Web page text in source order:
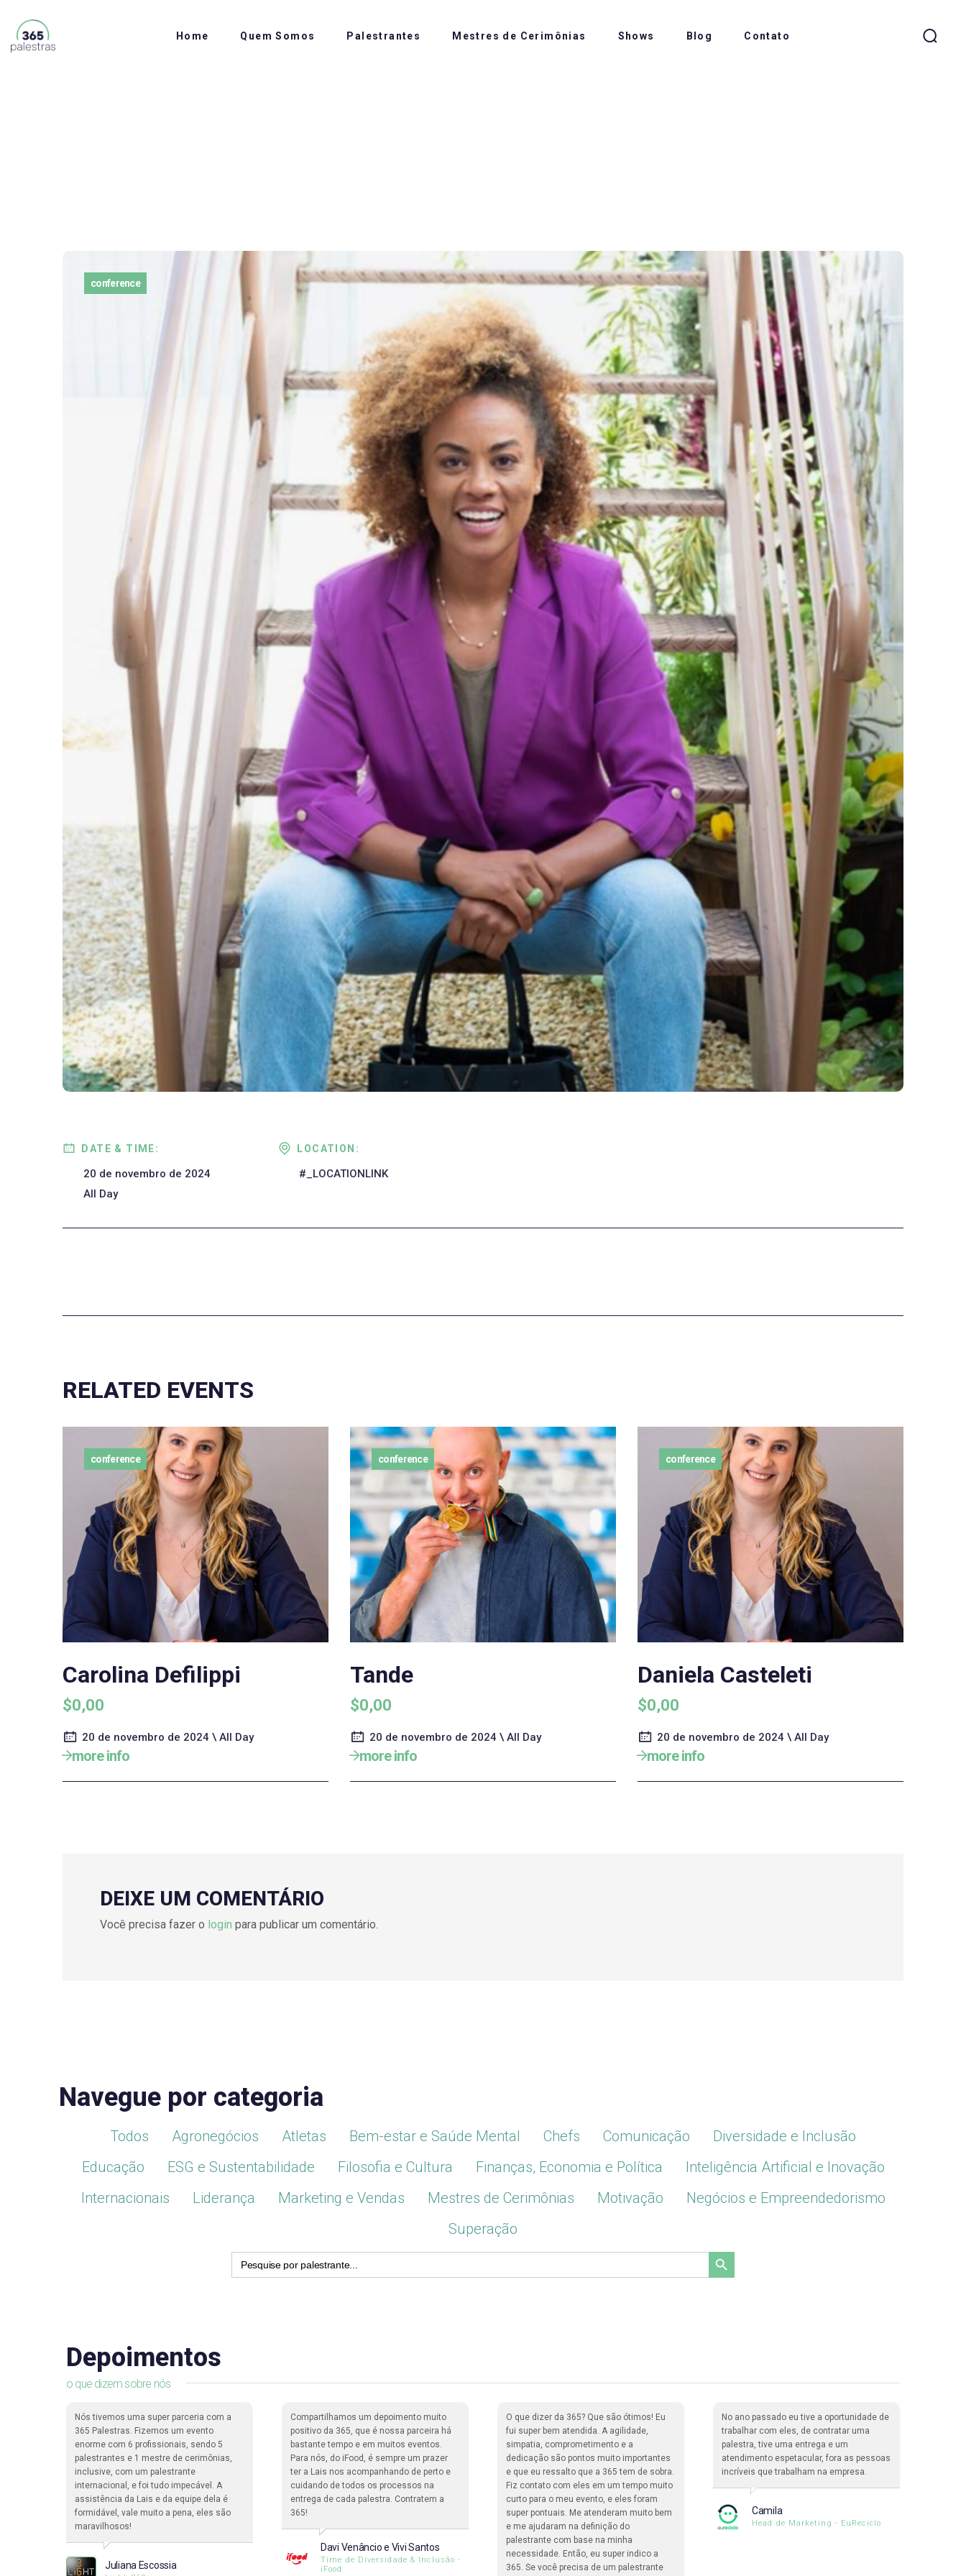
Home Quem Somos Palestrantes Mestres de Cerimônias Shows Blog Contato
conference
DATE & TIME:
20 de novembro de 2024
All Day
LOCATION:
#_LOCATIONLINK
RELATED EVENTS
conference
Carolina Defilippi
$0,00
20 de novembro de 2024 \ All Day
more info
conference
Tande
$0,00
20 de novembro de 2024 \ All Day
more info
conference
Daniela Casteleti
$0,00
20 de novembro de 2024 \ All Day
more info
DEIXE UM COMENTÁRIO
Você precisa fazer o login para publicar um comentário.
Navegue por categoria
Todos Agronegócios Atletas Bem-estar e Saúde Mental Chefs Comunicação
Diversidade e Inclusão
Educação
ESG e Sustentabilidade Filosofia e Cultura Finanças, Economia e Política
Inteligência Artificial e Inovação
Internacionais
Liderança Marketing e Vendas Mestres de Cerimônias Motivação
Negócios e Empreendedorismo
Superação
Search
for:
Search Button
o que dizem sobre nós
Depoimentos
Nós tivemos uma super parceria com a
365 Palestras. Fizemos um evento
enorme com 6 profissionais, sendo 5
palestrantes e 1 mestre de cerimônias,
inclusive, com um palestrante
internacional, e foi tudo impecável. A
assistência da Lais e da equipe dela é
formidável, vale muito a pena, eles são
maravilhosos!
Juliana Escossia
Compartilhamos um depoimento muito
positivo da 365, que é nossa parceira há
bastante tempo e em muitos eventos.
Para nós, do iFood, é sempre um prazer
ter a Lais nos acompanhando de perto e
cuidando de todos os processos na
entrega de cada palestra. Contratem a
365!
Davi Venâncio e Vivi Santos
Time de Diversidade & Inclusão -
iFood
O que dizer da 365? Que são ótimos! Eu
fui super bem atendida. A agilidade,
simpatia, comprometimento e a
dedicação são pontos muito importantes
e que eu ressalto que a 365 tem de sobra.
Fiz contato com eles em um tempo muito
curto para o meu evento, e eles foram
super pontuais. Me atenderam muito bem
e me ajudaram na definição do
palestrante com base na minha
necessidade. Então, eu super indico a
365. Se você precisa de um palestrante
No ano passado eu tive a oportunidade de
trabalhar com eles, de contratar uma
palestra, tive uma entrega e um
atendimento espetacular, fora as pessoas
incríveis que trabalham na empresa.
Camila
Head de Marketing - EuReciclo